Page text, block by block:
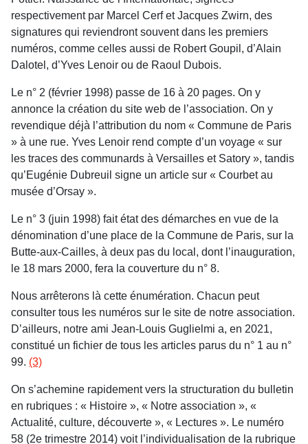
respectivement par Marcel Cerf et Jacques Zwirn, des
signatures qui reviendront souvent dans les premiers
numéros, comme celles aussi de Robert Goupil, d’Alain
Dalotel, d’Yves Lenoir ou de Raoul Dubois.
Le n° 2 (février 1998) passe de 16 à 20 pages. On y
annonce la création du site web de l’association. On y
revendique déjà l’attribution du nom « Commune de Paris
» à une rue. Yves Lenoir rend compte d’un voyage « sur
les traces des communards à Versailles et Satory », tandis
qu’Eugénie Dubreuil signe un article sur « Courbet au
musée d’Orsay ».
Le n° 3 (juin 1998) fait état des démarches en vue de la
dénomination d’une place de la Commune de Paris, sur la
Butte-aux-Cailles, à deux pas du local, dont l’inauguration,
le 18 mars 2000, fera la couverture du n° 8.
Nous arrêterons là cette énumération. Chacun peut
consulter tous les numéros sur le site de notre association.
D’ailleurs, notre ami Jean-Louis Guglielmi a, en 2021,
constitué un fichier de tous les articles parus du n° 1 au n°
99. (3)
On s’achemine rapidement vers la structuration du bulletin
en rubriques : « Histoire », « Notre association », «
Actualité, culture, découverte », « Lectures ». Le numéro
58 (2e trimestre 2014) voit l’individualisation de la rubrique